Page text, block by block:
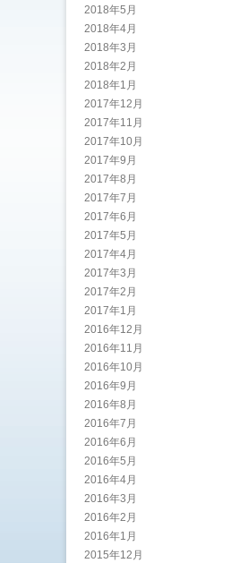
2018年5月
2018年4月
2018年3月
2018年2月
2018年1月
2017年12月
2017年11月
2017年10月
2017年9月
2017年8月
2017年7月
2017年6月
2017年5月
2017年4月
2017年3月
2017年2月
2017年1月
2016年12月
2016年11月
2016年10月
2016年9月
2016年8月
2016年7月
2016年6月
2016年5月
2016年4月
2016年3月
2016年2月
2016年1月
2015年12月